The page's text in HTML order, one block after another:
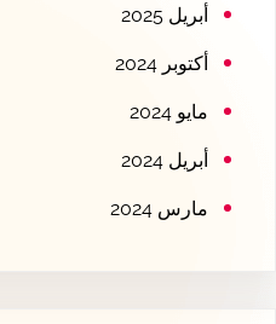
أبريل 2025
أكتوبر 2024
مايو 2024
أبريل 2024
مارس 2024